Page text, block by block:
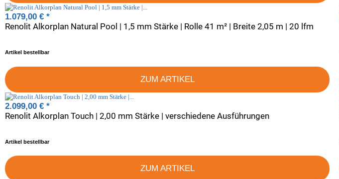
Renolit Alkorplan Natural Pool | 1,5 mm Stärke | Rolle 41 m² | Breite 2,05 m | 20 lfm
1.079,00 € *
Artikel bestellbar
ZUM ARTIKEL
Renolit Alkorplan Touch | 2,00 mm Stärke | verschiedene Ausführungen
2.099,00 € *
Artikel bestellbar
ZUM ARTIKEL